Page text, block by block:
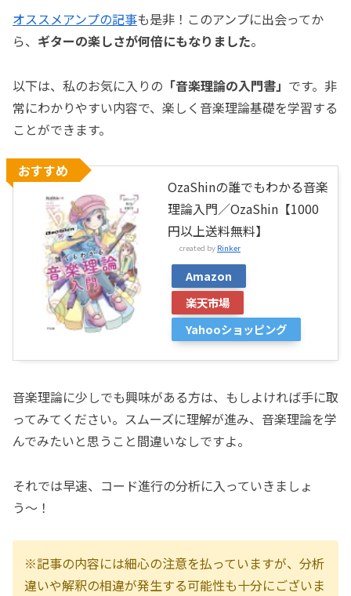
オススメアンプの記事も是非！このアンプに出会ってか
ら、 ギターの楽しさが何倍にもなりました。
以下は、私のお気に入りの 「音楽理論の入門書」 です。非
常にわかりやすい内容で、楽しく音楽理論基礎を学習する
ことができます。
OzaShinの誰でもわかる音楽
理論入門／OzaShin【1000
円以上送料無料】
created by Rinker
Amazon
楽天市場
Yahooショッピング
おすすめ
音楽理論に少しでも興味がある方は、もしよければ手に取
ってみてください。スムーズに理解が進み、音楽理論を学
んでみたいと思うこと間違いなしですよ。
それでは早速、コード進行の分析に入っていきましょ
う〜！
※記事の内容には細心の注意を払っていますが、分析
違いや解釈の相違が発生する可能性も十分にございま